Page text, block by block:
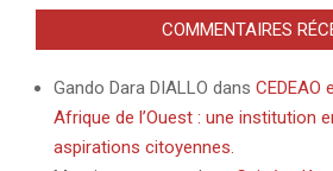
COMMENTAIRES
Gando Dara DIALLO dans CEDEAO
Afrique de l’Ouest : une institution
aspirations citoyennes.